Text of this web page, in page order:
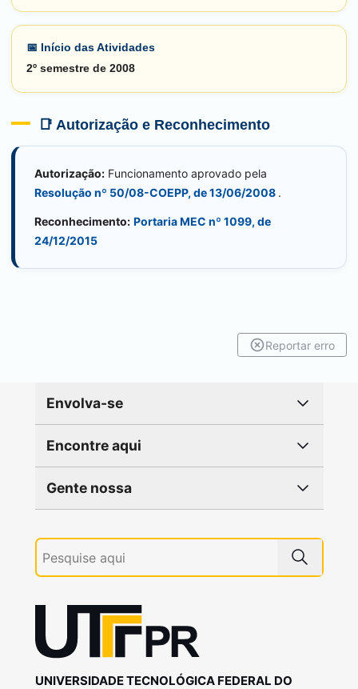
📅 Início das Atividades
2º semestre de 2008
📑 Autorização e Reconhecimento
Autorização: Funcionamento aprovado pela
Resolução nº 50/08-COEPP, de 13/06/2008 .
Reconhecimento: Portaria MEC nº 1099, de
24/12/2015
Reportar erro
Envolva-se
Encontre aqui
Gente nossa
UNIVERSIDADE TECNOLÓGICA FEDERAL DO